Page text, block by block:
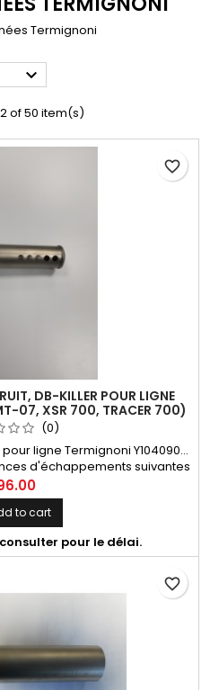
Termignoni

of 50 item(s)
DB-KILLER POUR LIGNE
07, XSR 700, TRACER 700)
(0)
ligne Termignoni Y104090...
d'échappements suivantes
Y104090TV.
to cart
pour le délai.
favorite_border
favorite_border